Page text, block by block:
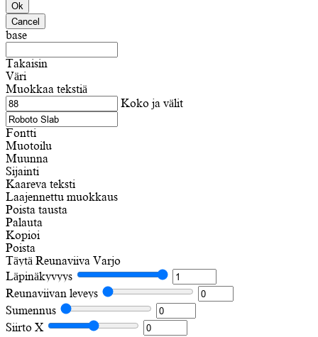
Ok
Cancel
base
Takaisin
Väri
Muokkaa tekstiä
Koko ja välit
Fontti
Muotoilu
Muunna
Sijainti
Kaareva teksti
Laajennettu muokkaus
Poista tausta
Palauta
Kopioi
Poista
Täytä Reunaviiva Varjo
Läpinäkyvyys
Reunaviivan leveys
Sumennus
Siirto X